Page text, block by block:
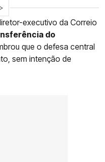
>
executivo da Correio
do
que o defesa central
sem intenção de